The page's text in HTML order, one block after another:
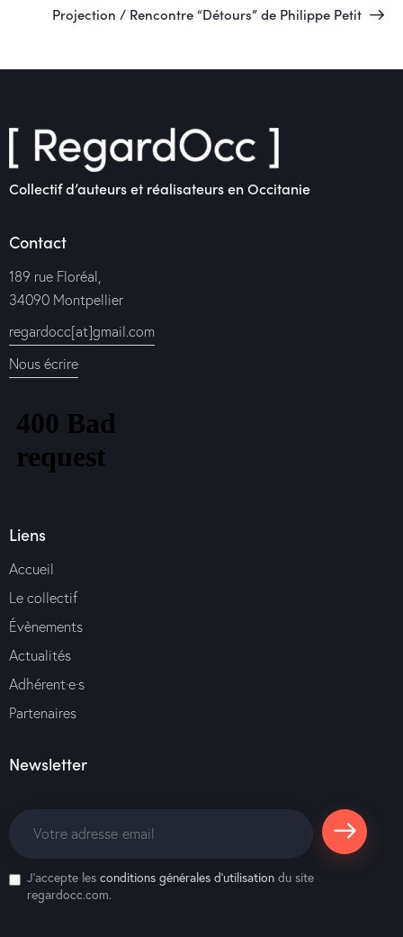
Projection / Rencontre “Détours” de Philippe Petit
Collectif d’auteurs et réalisateurs en Occitanie
Contact
189 rue Floréal,
34090 Montpellier
regardocc[at]gmail.com
Nous écrire
Liens
Accueil
Le collectif
Évènements
Actualités
Adhérent·e·s
Partenaires
Newsletter
S'abonne
J'accepte les conditions générales d’utilisation du site
regardocc.com.